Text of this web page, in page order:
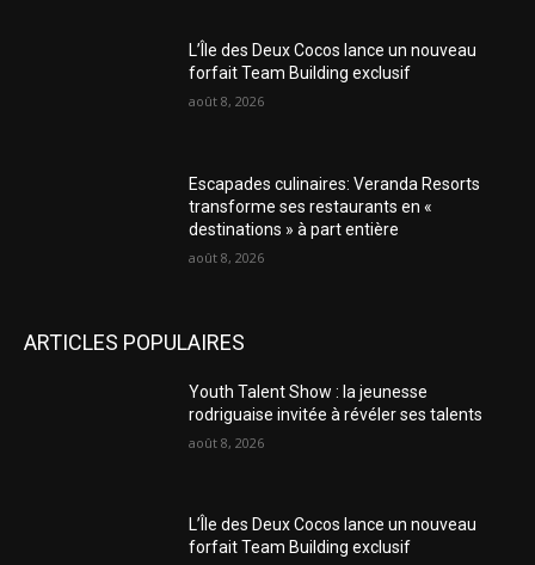
L’Île des Deux Cocos lance un nouveau
forfait Team Building exclusif
août 8, 2026
Escapades culinaires: Veranda Resorts
transforme ses restaurants en «
destinations » à part entière
août 8, 2026
ARTICLES POPULAIRES
Youth Talent Show : la jeunesse
rodriguaise invitée à révéler ses talents
août 8, 2026
L’Île des Deux Cocos lance un nouveau
forfait Team Building exclusif